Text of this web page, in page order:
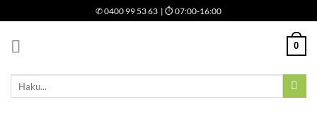
to
content
✆0400 99 53 63 | ⏱ 07:00-16:00
0
Etsi: